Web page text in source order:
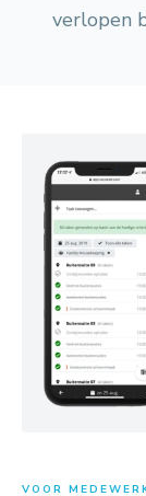
verlopen
VOOR